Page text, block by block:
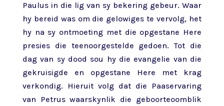
Paulus in die lig van sy bekering gebeur. Waar
hy bereid was om die gelowiges te vervolg, het
hy na sy ontmoeting met die opgestane Here
presies die teenoorgestelde gedoen. Tot die
dag van sy dood sou hy die evangelie van die
gekruisigde en opgestane Here met krag
verkondig. Hieruit volg dat die Paaservaring
van Petrus waarskynlik die geboorteoomblik